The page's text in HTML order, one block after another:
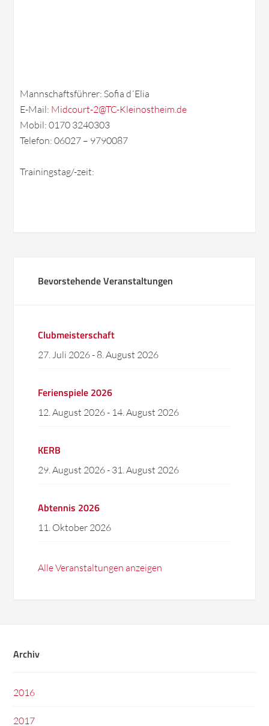
Mannschaftsführer: Sofia d´Elia
E-Mail: Midcourt-2@TC-Kleinostheim.de
Mobil: 0170 3240303
Telefon: 06027 – 9790087
Trainingstag/-zeit:
Bevorstehende Veranstaltungen
Clubmeisterschaft
27. Juli 2026- 8. August 2026
Ferienspiele 2026
12. August 2026- 14. August 2026
KERB
29. August 2026- 31. August 2026
Abtennis 2026
11. Oktober 2026
Alle Veranstaltungen anzeigen
Archiv
2016
2017